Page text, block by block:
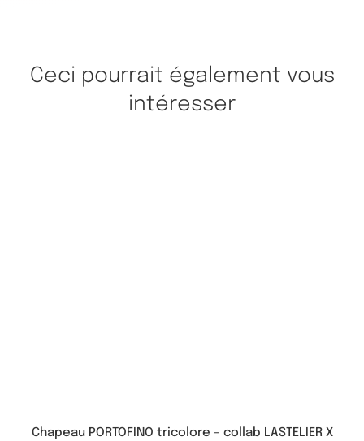
Ceci pourrait également vous
intéresser
Chapeau PORTOFINO tricolore – collab LASTELIER X